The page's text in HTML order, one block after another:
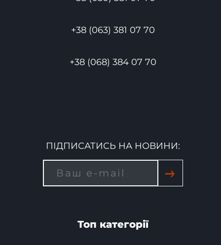
+38 (063) 381 07 70
+38 (068) 384 07 70
ПІДПИСАТИСЬ НА НОВИНИ:
→
Топ категорії